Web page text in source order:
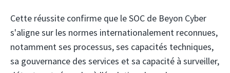
Cette réussite confirme que le SOC de Beyon Cyber ​​​​
s'aligne sur les normes internationalement reconnues,
notamment ses processus, ses capacités techniques,
sa gouvernance des services et sa capacité à surveiller,